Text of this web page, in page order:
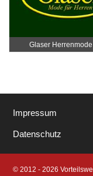
Glaser
Impressum
Datenschutz
© 2012 - 2026